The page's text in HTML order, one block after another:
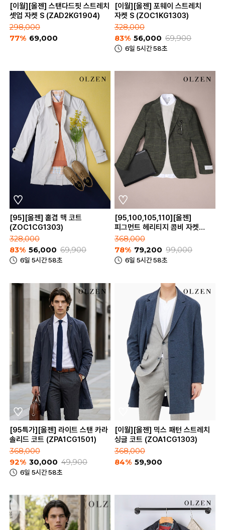
[이월][올젠] 스탠다드핏 스트레치
셋업 자켓 S (ZAD2KG1904)
298,000
77% 69,000
[이월][올젠] 포웨이 스트레치
자켓 S (ZOC1KG1303)
328,000
83% 56,000 69,900
6일 5시간 58초
[95][올젠] 홑겹 맥 코트
(ZOC1CG1303)
328,000
83% 56,000 69,900
6일 5시간 58초
[95,100,105,110][올젠]
피그먼트 헤리티지 콤비 자켓
(ZOD1KG1342)
368,000
78% 79,200 99,000
6일 5시간 58초
[95특가][올젠] 라이트 스탠 카라
솔리드 코트 (ZPA1CG1501)
368,000
92% 30,000 49,900
6일 5시간 58초
[이월][올젠] 믹스 패턴 스트레치
싱글 코트 (ZOA1CG1303)
368,000
84% 59,900